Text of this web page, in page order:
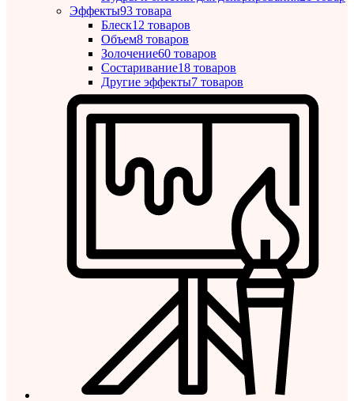
Эффекты93 товара
Блеск12 товаров
Объем8 товаров
Золочение60 товаров
Состаривание18 товаров
Другие эффекты7 товаров